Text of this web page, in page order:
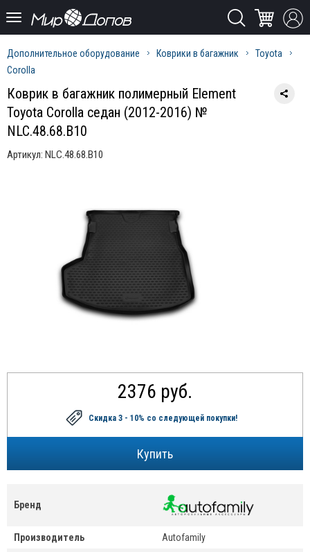
Дополнительное оборудование Коврики в багажник
Toyota
Corolla
Коврик в багажник полимерный Element
Toyota Corolla седан (2012-2016) №
NLC.48.68.B10
Артикул: NLC.48.68.B10
2376 руб.
Скидка 3 - 10% со следующей покупки!
Бренд
Производитель
Autofamily